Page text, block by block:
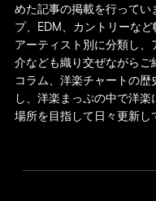
めた記事の掲載を行ってい
プ、EDM、カントリーな
アーティスト別に分類し
介なども織り交ぜながら
コラム、洋楽チャートの
し、洋楽まっぷの中で洋
場所を目指して日々更新し